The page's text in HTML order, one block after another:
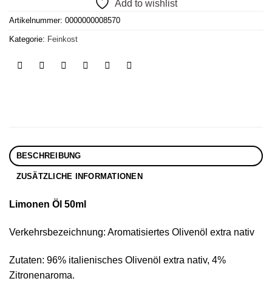
Add to wishlist
Artikelnummer: 0000000008570
Kategorie: Feinkost
BESCHREIBUNG
ZUSÄTZLICHE INFORMATIONEN
Limonen Öl 50ml
Verkehrsbezeichnung: Aromatisiertes Olivenöl extra nativ
Zutaten: 96% italienisches Olivenöl extra nativ, 4%
Zitronenaroma.